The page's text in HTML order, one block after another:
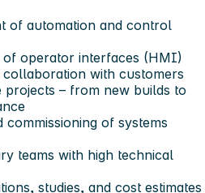
of automation and control
of operator interfaces (HMI)
with customers
– from new builds to
commissioning of systems
teams with high technical
studies, and cost estimates